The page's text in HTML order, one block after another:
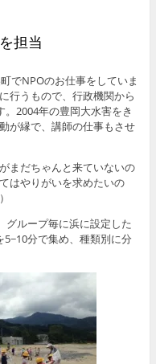
担当
でNPOのお仕事をしていま
行うもので、行政機関から
2004年の豊岡大水害をき
が縁で、講師の仕事もさせ
まだちゃんと来ていないの
はやりがいを求めたいの
グループ毎に浜に設定した
分で集め、種類別に分